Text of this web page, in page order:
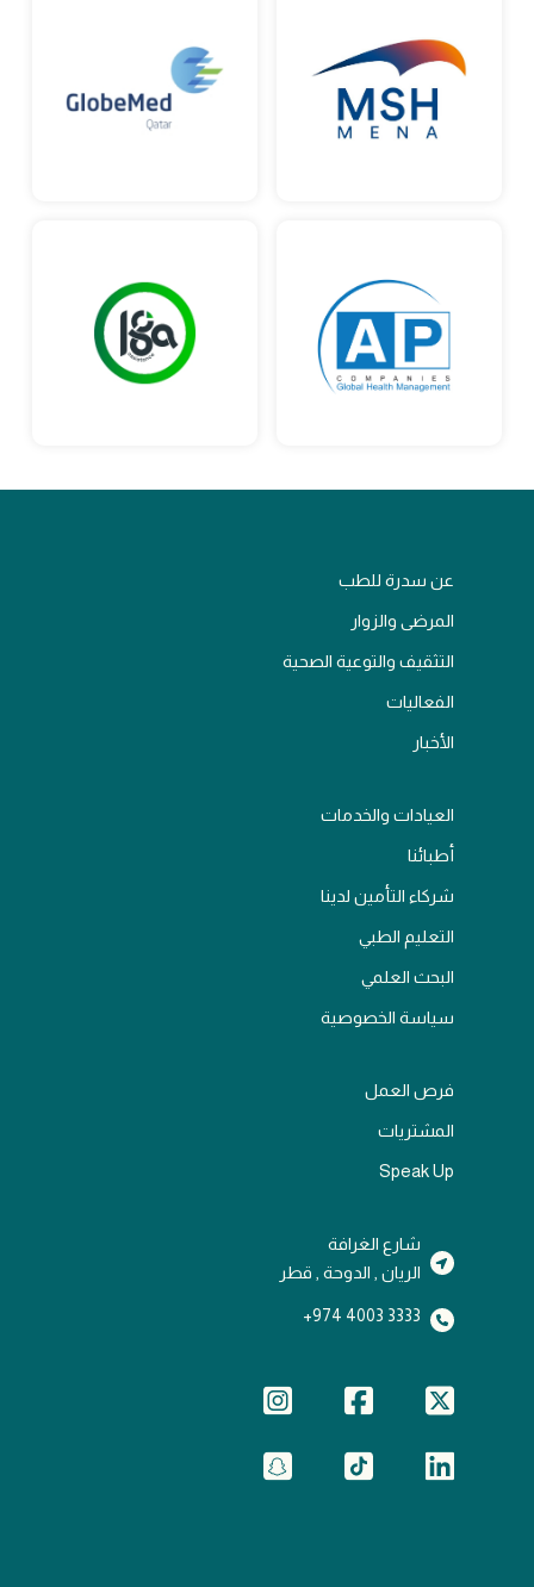
عن سدرة للطب
المرضى والزوار
التثقيف والتوعية الصحية
الفعاليات
الأخبار
العيادات والخدمات
أطبائنا
شركاء التأمين لدينا
التعليم الطبي
البحث العلمي
سياسة الخصوصية
فرص العمل
المشتريات
Speak Up
شارع الغرافة
الريان , الدوحة , قطر
3333 4003 974+